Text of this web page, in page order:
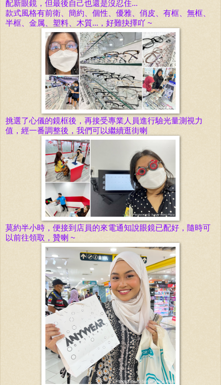
配新眼鏡，但最後自己也還是沒忍住...
款式風格有前衛、簡約、個性、優雅、俏皮、有框、無框、
半框、金属、塑料、木質...，好難抉擇吖 ~
挑選了心儀的鏡框後，再接受專業人員進行驗光量測視力
值，經一番調整後，我們可以繼續逛街喇
莫約半小時，便接到店員的來電通知說眼鏡已配好，隨時可
以前往領取，贊喇 ~